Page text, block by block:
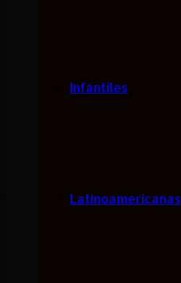
Infantiles
Latinoamericanas